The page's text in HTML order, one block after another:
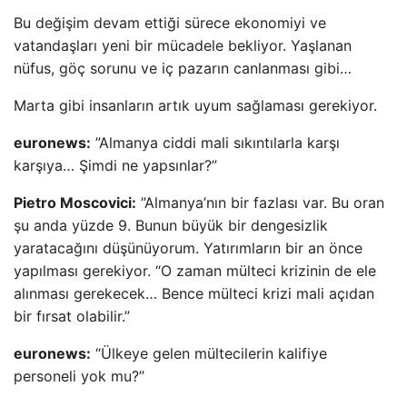
Bu değişim devam ettiği sürece ekonomiyi ve
vatandaşları yeni bir mücadele bekliyor. Yaşlanan
nüfus, göç sorunu ve iç pazarın canlanması gibi…
Marta gibi insanların artık uyum sağlaması gerekiyor.
euronews: ”Almanya ciddi mali sıkıntılarla karşı
karşıya… Şimdi ne yapsınlar?”
Pietro Moscovici: ”Almanya’nın bir fazlası var. Bu oran
şu anda yüzde 9. Bunun büyük bir dengesizlik
yaratacağını düşünüyorum. Yatırımların bir an önce
yapılması gerekiyor. “O zaman mülteci krizinin de ele
alınması gerekecek… Bence mülteci krizi mali açıdan
bir fırsat olabilir.”
euronews: “Ülkeye gelen mültecilerin kalifiye
personeli yok mu?”